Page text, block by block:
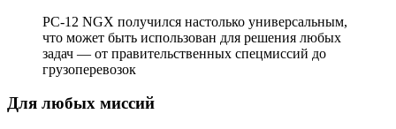
PC-12 NGX получился настолько универсальным,
что может быть использован для решения любых
задач — от правительственных спецмиссий до
грузоперевозок
Для любых миссий